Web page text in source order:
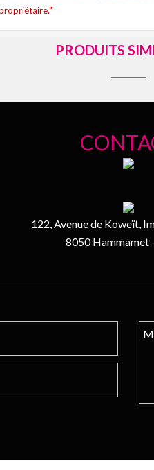
PRODUITS
122, Avenue de Koweït,
8050 Hammamet